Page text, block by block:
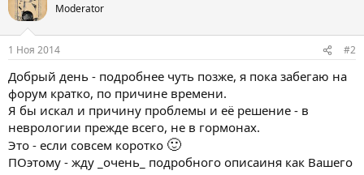
Moderator
1 Ноя 2014 #2
Добрый день - подробнее чуть позже, я пока забегаю на
форум кратко, по причине времени.
Я бы искал и причину проблемы и её решение - в
неврологии прежде всего, не в гормонах.
Это - если совсем коротко 🙂
ПОэтому - жду _очень_ подробного описаиня как Вашего